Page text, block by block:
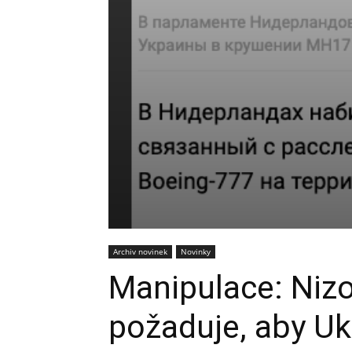
Archiv novinek Novinky
Manipulace:
požaduje, aby